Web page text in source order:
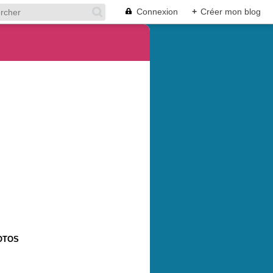
Connexion + Créer mon blog